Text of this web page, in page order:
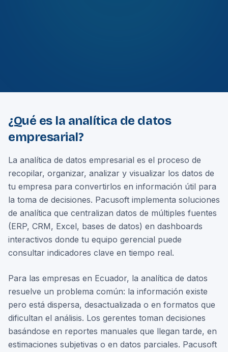
¿Qué es la analítica de datos
empresarial?
La analítica de datos empresarial es el proceso de
recopilar, organizar, analizar y visualizar los datos de
tu empresa para convertirlos en información útil para
la toma de decisiones. Pacusoft implementa soluciones
de analítica que centralizan datos de múltiples fuentes
(ERP, CRM, Excel, bases de datos) en dashboards
interactivos donde tu equipo gerencial puede
consultar indicadores clave en tiempo real.
Para las empresas en Ecuador, la analítica de datos
resuelve un problema común: la información existe
pero está dispersa, desactualizada o en formatos que
dificultan el análisis. Los gerentes toman decisiones
basándose en reportes manuales que llegan tarde, en
estimaciones subjetivas o en datos parciales. Pacusoft